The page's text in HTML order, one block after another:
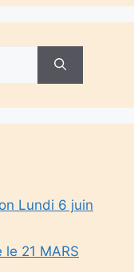
Lundi 6 juin
21 MARS